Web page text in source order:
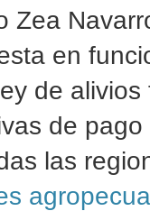
en
de
de
las